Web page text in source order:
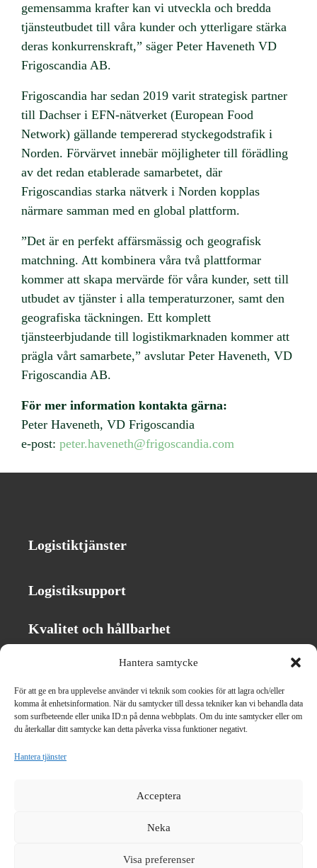
Hantera samtycke
För att ge en bra upplevelse använder vi teknik som cookies för att lagra och/eller
komma åt enhetsinformation. När du samtycker till dessa tekniker kan vi behandla data
som surfbeteende eller unika ID:n på denna webbplats. Om du inte samtycker eller om
du återkallar ditt samtycke kan detta påverka vissa funktioner negativt.
Hantera tjänster
Acceptera
Neka
Visa preferenser
gemensamma krafter kan vi utveckla och bredda
tjänsteutbudet till våra kunder och ytterligare stärka
deras konkurrenskraft,” säger Peter Haveneth VD
Frigoscandia AB.
Frigoscandia har sedan 2019 varit strategisk partner
till Dachser i EFN-nätverket (European Food
Network) gällande tempererad styckegodstrafik i
Norden. Förvärvet innebär möjligheter till förädling
av det redan etablerade samarbetet, där
Frigoscandias starka nätverk i Norden kopplas
närmare samman med en global plattform.
”Det är en perfekt affärsmässig och geografisk
matchning. Att kombinera våra två plattformar
kommer att skapa mervärde för våra kunder, sett till
utbudet av tjänster i alla temperaturzoner, samt den
geografiska täckningen. Ett komplett
tjänsteerbjudande till logistikmarknaden kommer att
prägla vårt samarbete,” avslutar Peter Haveneth, VD
Frigoscandia AB.
För mer information kontakta gärna:
Peter Haveneth, VD Frigoscandia
e-post: peter.haveneth@frigoscandia.com
Logistiktjänster
Logistiksupport
Kvalitet och hållbarhet
Om Frigoscandia
Planera, boka & spåra sändning